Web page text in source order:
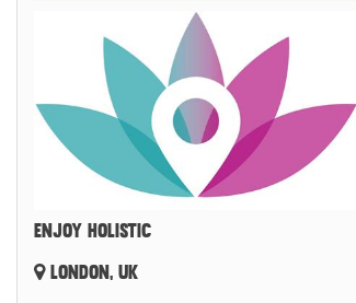
ENJOY HOLISTIC
LONDON, UK